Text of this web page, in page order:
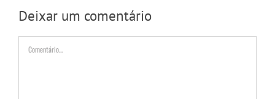
Deixar um comentário
Comentário